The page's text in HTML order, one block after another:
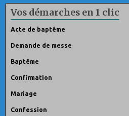
Vos démarches en 1 clic
Acte de baptême
Demande de messe
Baptême
Confirmation
Mariage
Confession